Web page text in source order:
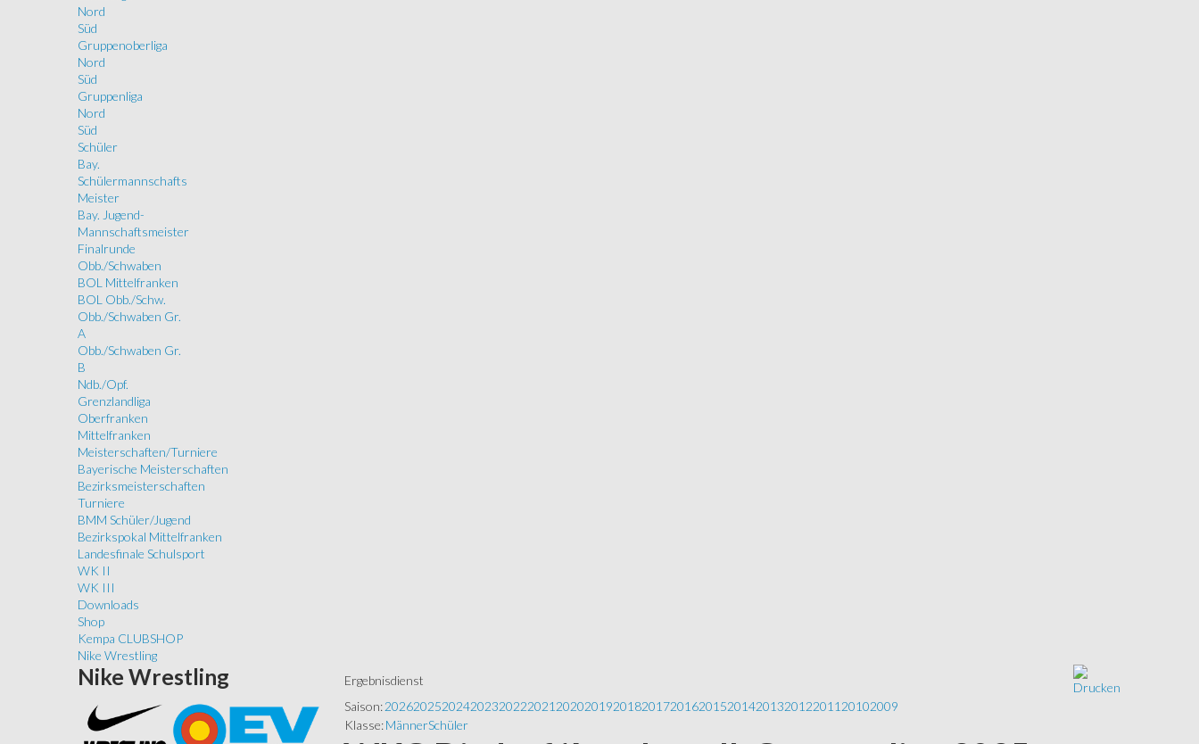
Nord
Süd
Gruppenoberliga
Nord
Süd
Gruppenliga
Nord
Süd
Schüler
Bay.
Schülermannschafts
Meister
Bay. Jugend-
Mannschaftsmeister
Finalrunde
Obb./Schwaben
BOL Mittelfranken
BOL Obb./Schw.
Obb./Schwaben Gr.
A
Obb./Schwaben Gr.
B
Ndb./Opf.
Grenzlandliga
Oberfranken
Mittelfranken
Meisterschaften/Turniere
Bayerische Meisterschaften
Bezirksmeisterschaften
Turniere
BMM Schüler/Jugend
Bezirkspokal Mittelfranken
Landesfinale Schulsport
WK II
WK III
Downloads
Shop
Kempa CLUBSHOP
Nike Wrestling
Ergebnisdienst
Saison: 202620252024202320222021 2020201920182017201620152014201320122011 20102009
Klasse: MännerSchüler
Nike Wrestling